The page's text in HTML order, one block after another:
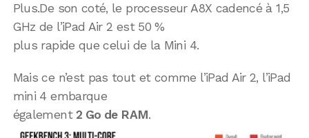
Plus.De son coté, le processeur A8X cadencé à 1,5
GHz de l’iPad Air 2 est 50 %
plus rapide que celui de la Mini 4.
Mais ce n’est pas tout et comme l’iPad Air 2, l’iPad
mini 4 embarque
également2 Go de RAM.